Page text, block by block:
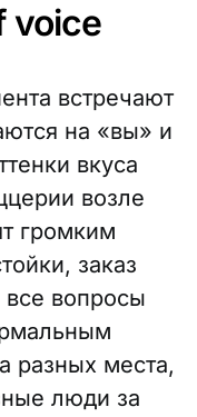
voice
встречают
на «вы» и
вкуса
возле
громким
заказ
все вопросы
разных места,
люди за